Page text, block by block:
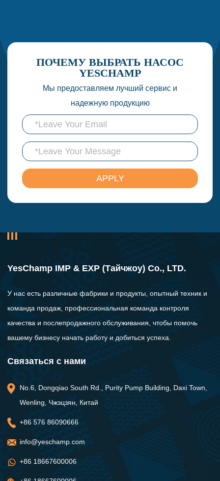
ПОЧЕМУ ВЫБРАТЬ НАСОС
YESCHAMP
Мы предоставляем лучший сервис и
надежную продукцию
YesChamp IMP & EXP (Тайчжоу) Co., LTD.
У нас есть различные фабрики и продукты, опытный техник и
команда продаж, профессиональная команда контроля
качества и послепродажного обслуживания, чтобы помочь
вашему бизнесу начать работу и добиться успеха.
Связаться с нами
No.6, Dongqiao South Rd., Purity Pump Building, Daxi Town,
Wenling, Чжэцзян, Китай
+86 576 86090666
info@yeschamp.com
+86 18667600006